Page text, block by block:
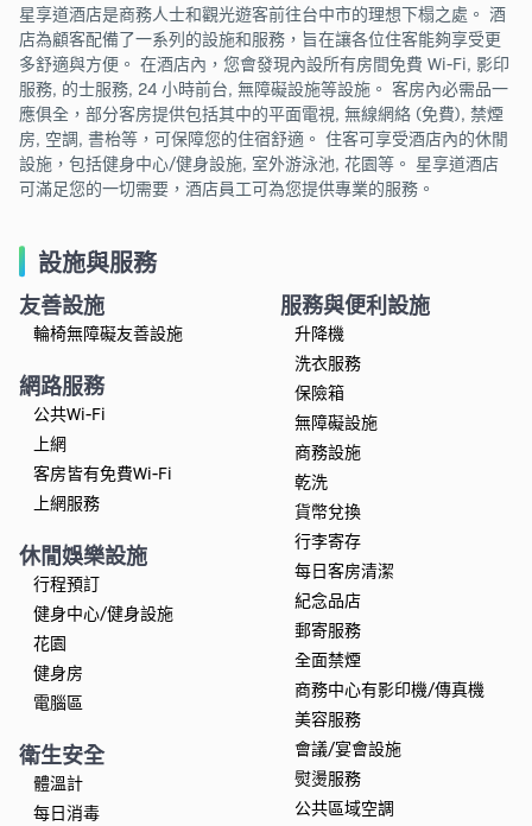
星享道酒店是商務人士和觀光遊客前往台中市的理想下榻之處。 酒
店為顧客配備了一系列的設施和服務，旨在讓各位住客能夠享受更
多舒適與方便。 在酒店內，您會發現內設所有房間免費 Wi-Fi, 影印
服務, 的士服務, 24 小時前台, 無障礙設施等設施。 客房內必需品一
應俱全，部分客房提供包括其中的平面電視, 無線網絡 (免費), 禁煙
房, 空調, 書枱等，可保障您的住宿舒適。 住客可享受酒店內的休閒
設施，包括健身中心/健身設施, 室外游泳池, 花園等。 星享道酒店
可滿足您的一切需要，酒店員工可為您提供專業的服務。
設施與服務
友善設施
輪椅無障礙友善設施
網路服務
公共Wi-Fi
上網
客房皆有免費Wi-Fi
上網服務
休閒娛樂設施
行程預訂
健身中心/健身設施
花園
健身房
電腦區
衛生安全
體溫計
每日消毒
服務與便利設施
升降機
洗衣服務
保險箱
無障礙設施
商務設施
乾洗
貨幣兌換
行李寄存
每日客房清潔
紀念品店
郵寄服務
全面禁煙
商務中心有影印機/傳真機
美容服務
會議/宴會設施
熨燙服務
公共區域空調